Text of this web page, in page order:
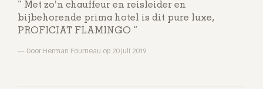
Met zo'n chauffeur en reisleider en
bijbehorende prima hotel is dit pure luxe,
PROFICIAT FLAMINGO
Door Herman Fourneau op 20 juli 2019